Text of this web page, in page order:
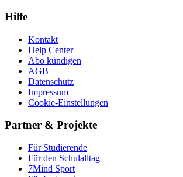
Hilfe
Kontakt
Help Center
Abo kündigen
AGB
Datenschutz
Impressum
Cookie-Einstellungen
Partner & Projekte
Für Stu­die­rende
Für den Schulalltag
7Mind Sport